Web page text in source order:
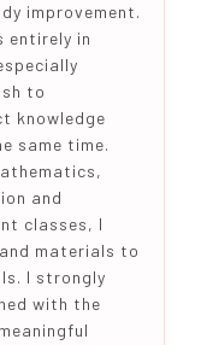
improvement.
entirely in
to
knowledge
same time.
and
classes, I
materials to
I strongly
with the